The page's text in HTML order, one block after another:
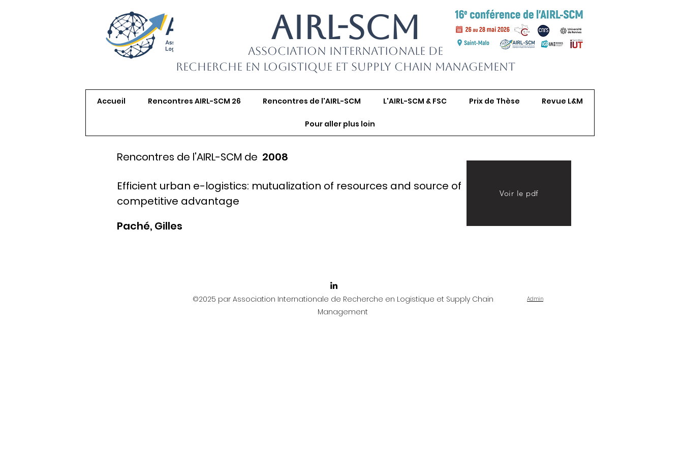
AIRL-SCM
Association Internationale de
Recherche en Logistique et Supply Chain Management
Accueil Rencontres AIRL-SCM 26 Rencontres de l'AIRL-SCM L'AIRL-SCM & FSC Prix de Thèse Revue L&M
Pour aller plus loin
Rencontres de l'AIRL-SCM de 2008
Efficient urban e-logistics: mutualization of resources and source of
competitive advantage
Paché, Gilles
Voir le pdf
©2025 par Association Internationale de Recherche en Logistique et Supply Chain
Management
Admin